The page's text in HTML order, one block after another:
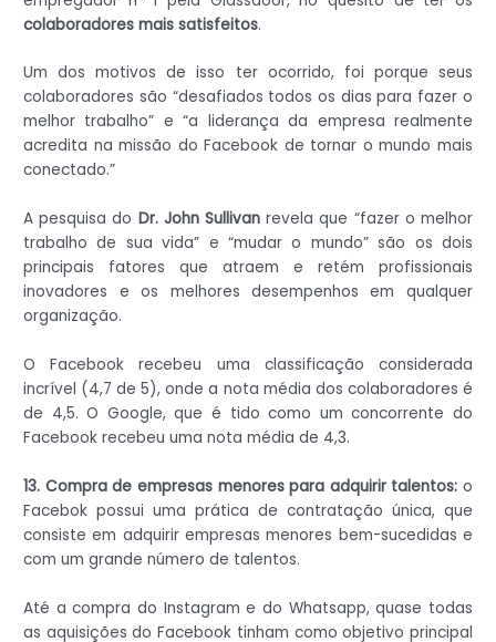
colaboradores mais satisfeitos.
Um dos motivos de isso ter ocorrido, foi porque seus
colaboradores são “desafiados todos os dias para fazer o
melhor trabalho” e “a liderança da empresa realmente
acredita na missão do Facebook de tornar o mundo mais
conectado.”
A pesquisa do Dr. John Sullivan revela que “fazer o melhor
trabalho de sua vida” e “mudar o mundo” são os dois
principais fatores que atraem e retém profissionais
inovadores e os melhores desempenhos em qualquer
organização.
O Facebook recebeu uma classificação considerada
incrível (4,7 de 5), onde a nota média dos colaboradores é
de 4,5. O Google, que é tido como um concorrente do
Facebook recebeu uma nota média de 4,3.
13. Compra de empresas menores para adquirir talentos: o
Facebok possui uma prática de contratação única, que
consiste em adquirir empresas menores bem-sucedidas e
com um grande número de talentos.
Até a compra do Instagram e do Whatsapp, quase todas
as aquisições do Facebook tinham como objetivo principal